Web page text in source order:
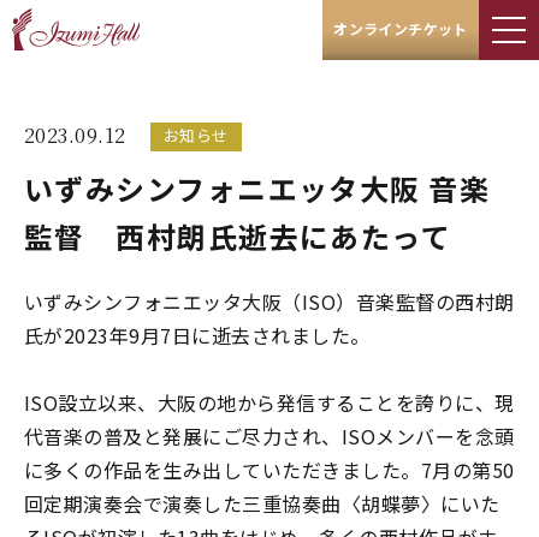
オンラインチケット
2023.09.12 お知らせ
いずみシンフォニエッタ大阪 音楽
監督 西村朗氏逝去にあたって
いずみシンフォニエッタ大阪（ISO）音楽監督の西村朗
氏が2023年9月7日に逝去されました。
ISO設立以来、大阪の地から発信することを誇りに、現
代音楽の普及と発展にご尽力され、ISOメンバーを念頭
に多くの作品を生み出していただきました。7月の第50
回定期演奏会で演奏した三重協奏曲〈胡蝶夢〉にいた